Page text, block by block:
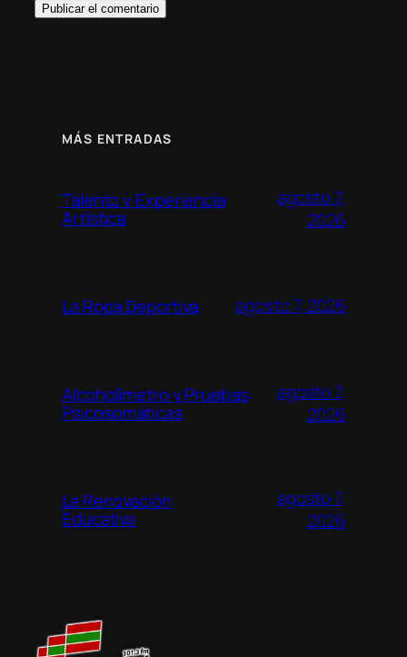
MÁS ENTRADAS
Talento y Experiencia
Artística
agosto 7,
2026
La Ropa Deportiva agosto 7, 2026
Alcoholímetro y Pruebas
Psicosomáticas
agosto 7,
2026
La Renovación
Educativa
agosto 7,
2026